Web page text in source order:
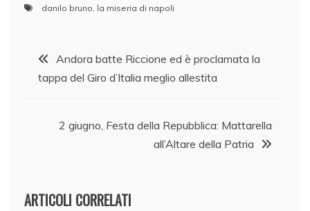
danilo bruno, la miseria di napoli
Navigazione
articoli
Andora batte Riccione ed è proclamata la
tappa del Giro d’Italia meglio allestita
2 giugno, Festa della Repubblica: Mattarella
all’Altare della Patria
ARTICOLI CORRELATI